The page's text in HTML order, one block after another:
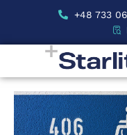
+48 733